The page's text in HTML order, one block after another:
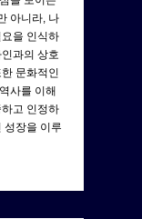
아니라, 나
을 인식하
과의 상호
문화적인
사를 이해
고 인정하
성장을 이루